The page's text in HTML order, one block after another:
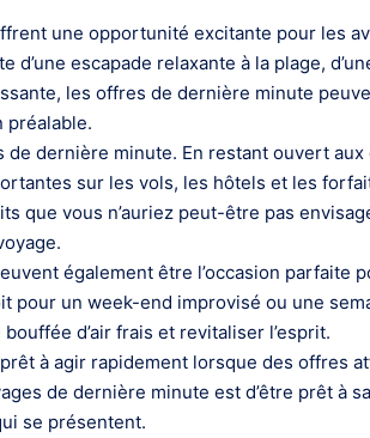
une opportunité excitante pour les
d’une escapade relaxante à la plage,
les offres de dernière minute
préalable.
de dernière minute. En restant ouvert
sur les vols, les hôtels et les
que vous n’auriez peut-être pas
également être l’occasion parfaite
pour un week-end improvisé ou une
d’air frais et revitaliser l’esprit.
à agir rapidement lorsque des offres
de dernière minute est d’être prêt à
se présentent.